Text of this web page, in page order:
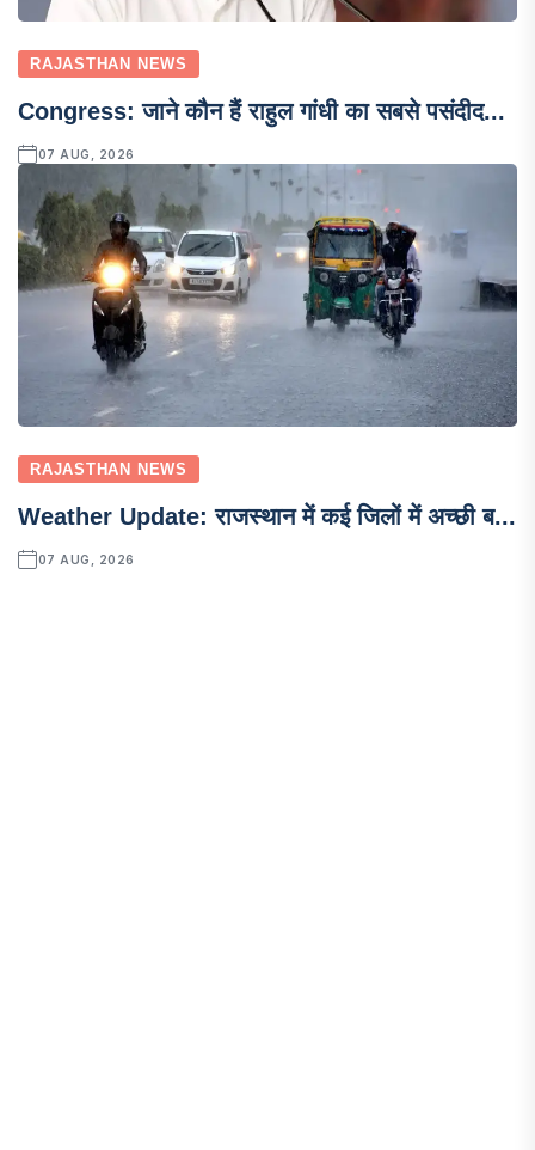
RAJASTHAN NEWS
Congress: जाने कौन हैं राहुल गांधी का सबसे पसंदीद...
07 AUG, 2026
RAJASTHAN NEWS
Weather Update: राजस्थान में कई जिलों में अच्छी ब...
07 AUG, 2026